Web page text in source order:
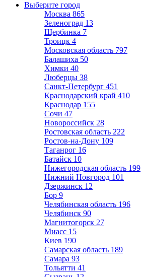
Выберите город
Москва 865
Зеленоград 13
Щербинка 7
Троицк 4
Московская область 797
Балашиха 50
Химки 40
Люберцы 38
Санкт-Петербург 451
Краснодарский край 410
Краснодар 155
Сочи 47
Новороссийск 28
Ростовская область 222
Ростов-на-Дону 109
Таганрог 16
Батайск 10
Нижегородская область 199
Нижний Новгород 101
Дзержинск 12
Бор 9
Челябинская область 196
Челябинск 90
Магнитогорск 27
Миасс 15
Киев 190
Самарская область 189
Самара 93
Тольятти 41